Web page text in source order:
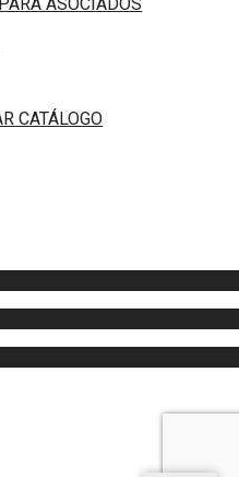
CATÁLOGO